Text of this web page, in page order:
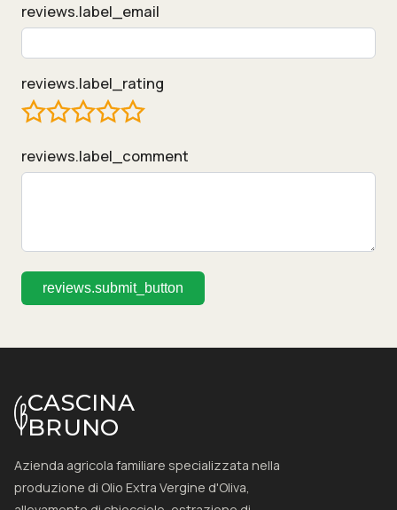
reviews.label_email
reviews.label_rating
reviews.label_comment
reviews.submit_button
CASCINA
BRUNO
Azienda agricola familiare specializzata nella
produzione di Olio Extra Vergine d'Oliva,